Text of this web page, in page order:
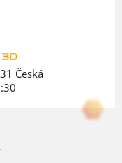
Česká